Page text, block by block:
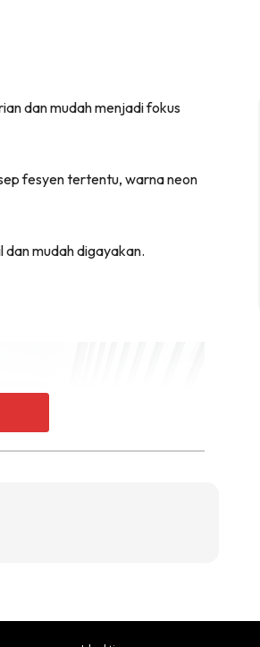
dan mudah menjadi fokus
fesyen tertentu, warna neon
dan mudah digayakan.